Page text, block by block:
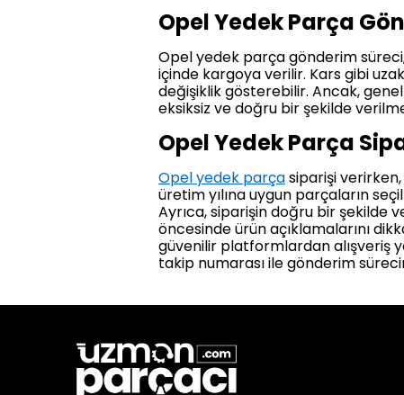
Opel Yedek Parça
Opel yedek parça gönderim
içinde kargoya verilir. Kars gibi
değişiklik gösterebilir. Ancak,
eksiksiz ve doğru bir şekilde
Opel Yedek Parça
Opel yedek parçasiparişi
üretim yılına uygun parçaların
Ayrıca, siparişin doğru bir şekilde
öncesinde ürün açıklamalarını
güvenilir platformlardan alışveriş
takip numarası ile gönderim